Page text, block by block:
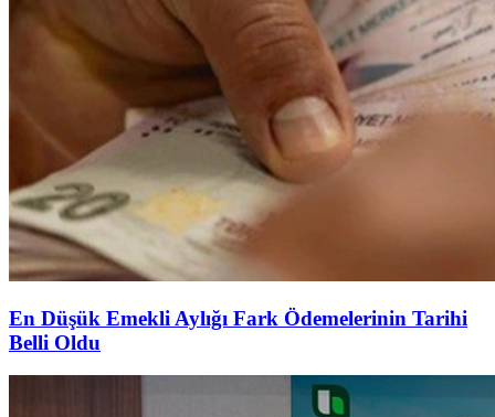
En Düşük Emekli Aylığı Fark Ödemelerinin Tarihi
Belli Oldu